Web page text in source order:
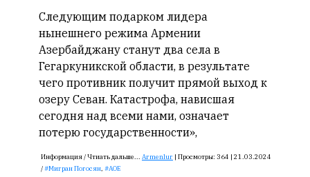
Следующим подарком лидера
нынешнего режима Армении
Азербайджану станут два села в
Гегаркуникской области, в результате
чего противник получит прямой выход к
озеру Севан. Катастрофа, нависшая
сегодня над всеми нами, означает
потерю государственности»,
Информация /Чтиать дальше... Armenlur | Просмотры: 364 | 21.03.2024
/
Мигран Погосян, АОЕ